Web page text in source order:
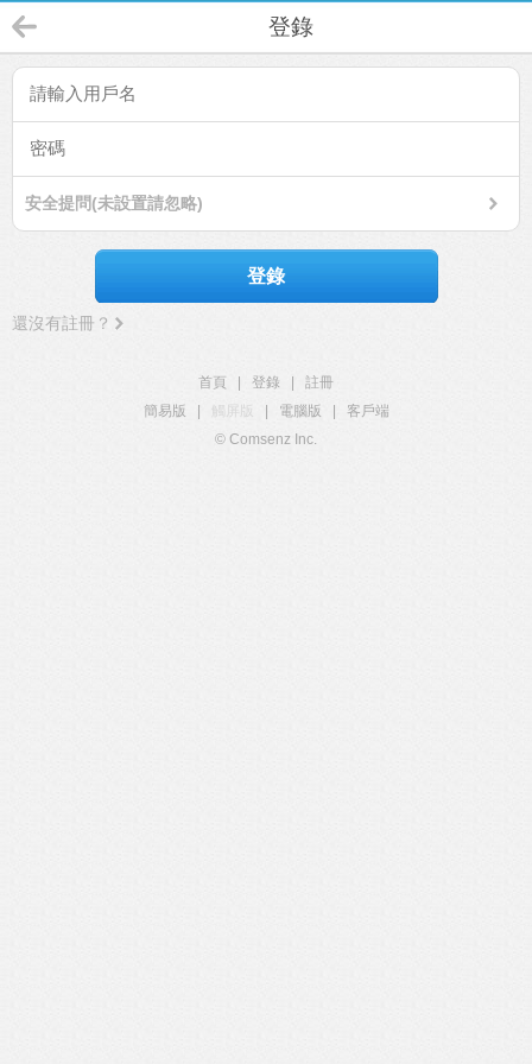
登錄
安全提問(未設置請忽略)
登錄
還沒有註冊？
首頁 登錄
註冊
簡易版
觸屏版 電腦版
客戶端
© Comsenz Inc.